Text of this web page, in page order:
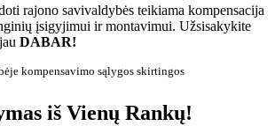
rajono savivaldybės teikiama kompensacija
įsigyjimui ir montavimui. Užsisakykite
DABAR!
kompensavimo sąlygos skirtingos
iš Vienų Rankų!